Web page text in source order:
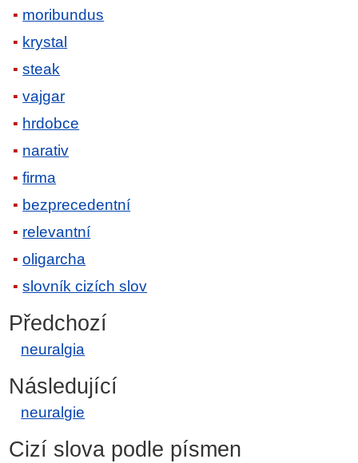
moribundus
krystal
steak
vajgar
hrdobce
narativ
firma
bezprecedentní
relevantní
oligarcha
slovník cizích slov
Předchozí
neuralgia
Následující
neuralgie
Cizí slova podle písmen